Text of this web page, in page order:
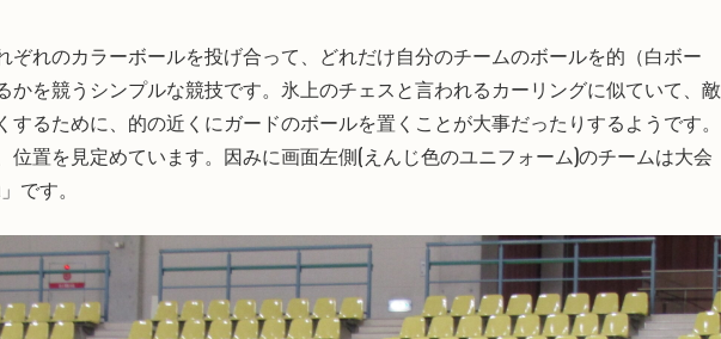
れのカラーボールを投げ合って、どれだけ自分のチームのボールを的（白ボー
かを競うシンプルな競技です。氷上のチェスと言われるカーリングに似ていて、敵
るために、的の近くにガードのボールを置くことが大事だったりするようです。
位置を見定めています。因みに画面左側(えんじ色のユニフォーム)のチームは大会
です。